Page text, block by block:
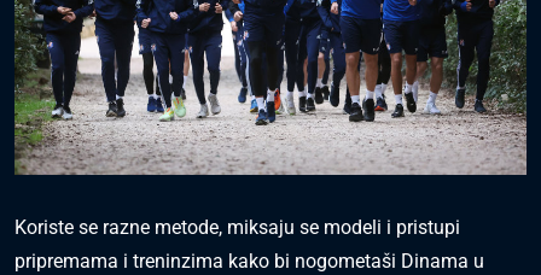
Koriste se razne metode, miksaju se modeli i pristupi
pripremama i treninzima kako bi nogometaši Dinama u